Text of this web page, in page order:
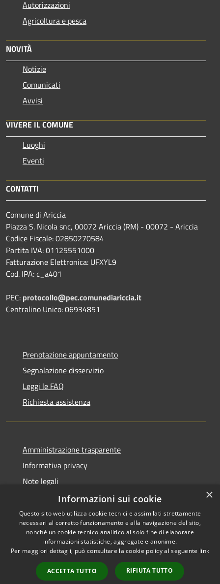
Autorizzazioni
Agricoltura e pesca
NOVITÀ
Notizie
Comunicati
Avvisi
VIVERE IL COMUNE
Luoghi
Eventi
CONTATTI
Comune di Ariccia
Piazza S. Nicola snc, 00072 Ariccia (RM) - 00072 - Ariccia
Codice Fiscale: 02850270584
Partita IVA: 01125551000
Fatturazione Elettronica: UFXYL9
Cod. IPA: c_a401
PEC: protocollo@pec.comunediariccia.it
Centralino Unico: 06934851
Prenotazione appuntamento
Segnalazione disservizio
Leggi le FAQ
Richiesta assistenza
Amministrazione trasparente
Informativa privacy
Note legali
Dichiarazione di accessibilità
RSS
Accessibilità
Copyright © 2026 • Comune di
Ariccia • Powered by
Municipium•
Accesso
×
Informazioni sui cookie
Questo sito web utilizza cookie tecnici e assimilati strettamente
necessari al corretto funzionamento e alla navigazione del sito,
nonché un cookie tecnico analitico al solo fine di elaborare
informazioni statistiche, aggregate e anonime.
Per maggiori dettagli, può consultare la cookie policy al seguente link
ACCETTA TUTTO RIFIUTA TUTTO